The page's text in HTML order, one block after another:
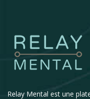
Relay Mental est une